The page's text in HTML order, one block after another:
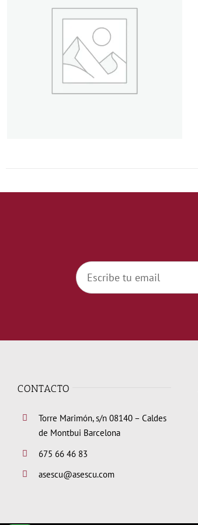
CONTACTO
Torre Marimón, s/n 08140 – Caldes
de Montbui Barcelona
675 66 46 83
asescu@asescu.com